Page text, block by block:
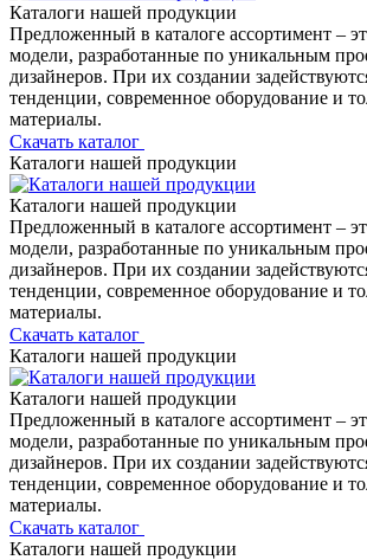
Каталоги нашей продукции
Предложенный в каталоге ассортимент –
модели, разработанные по уникальным
дизайнеров. При их создании
тенденции, современное оборудование и
материалы.
Скачать каталог
Каталоги нашей продукции
Каталоги нашей продукции
Предложенный в каталоге ассортимент –
модели, разработанные по уникальным
дизайнеров. При их создании
тенденции, современное оборудование и
материалы.
Скачать каталог
Каталоги нашей продукции
Каталоги нашей продукции
Предложенный в каталоге ассортимент –
модели, разработанные по уникальным
дизайнеров. При их создании
тенденции, современное оборудование и
материалы.
Скачать каталог
Каталоги нашей продукции